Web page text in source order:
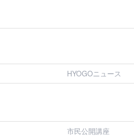
HYOGOニュース
市民公開講座